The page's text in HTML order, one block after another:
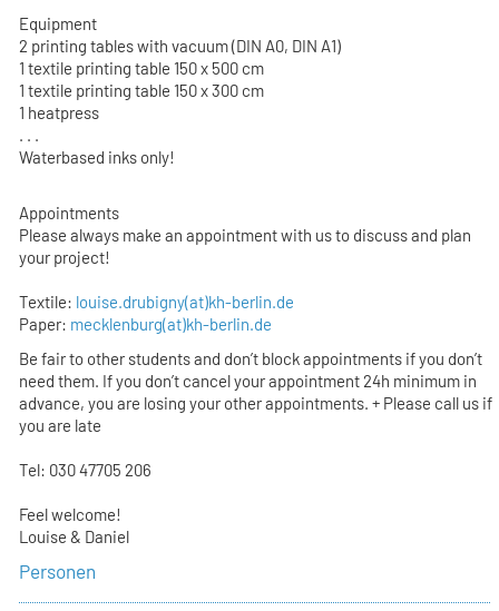
Equipment
2 printing tables with vacuum (DIN A0, DIN A1)
1 textile printing table 150 x 500 cm
1 textile printing table 150 x 300 cm
1 heatpress
. . .
Waterbased inks only!
Appointments
Please always make an appointment with us to discuss and plan
your project!
Textile: louise.drubigny(at)kh-berlin.de
Paper: mecklenburg(at)kh-berlin.de
Be fair to other students and don’t block appointments if you don’t
need them. If you don’t cancel your appointment 24h minimum in
advance, you are losing your other appointments. + Please call us if
you are late
Tel: 030 47705 206
Feel welcome!
Louise & Daniel
Personen